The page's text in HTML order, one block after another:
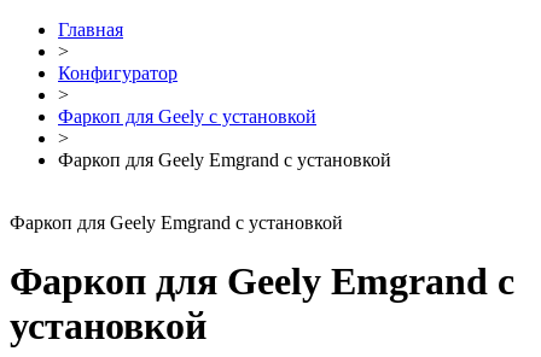
Главная
>
Конфигуратор
>
Фаркоп для Geely с установкой
>
Фаркоп для Geely Emgrand с установкой
Фаркоп для Geely Emgrand с установкой
Фаркоп для Geely Emgrand с
установкой